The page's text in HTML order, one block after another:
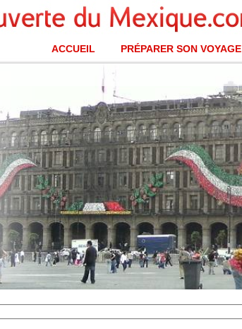
ACCUEIL PRÉPARER SON VOYAGE